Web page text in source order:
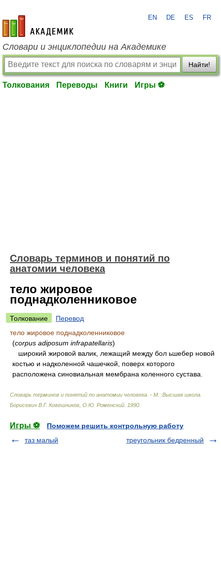
academic.ru
EN DE ES FR
Словари и энциклопедии на Академике
Найти!
Толкования Переводы Книги Игры ⚽
Словарь терминов и понятий по
анатомии человека
тело жировое
поднадколенниковое
Толкование
Перевод
тело жировое поднадколенниковое
(corpus adiposum infrapatellaris)
широкий жировой валик, лежащий между бол ьшебер новой
костью и надколенной чашечкой, поверх которого
расположена синовиальная мембрана коленного сустава.
Словарь терминов и понятий по анатомии человека. - М.: Высшая школа
Борисевич В.Г. Ковешников, О.Ю. Роменский 1990
Игры ⚽
Поможем решить контрольную работу
таз малый
треугольник бедренный